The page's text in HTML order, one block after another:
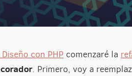
con PHP comenzaré la
. Primero, voy a